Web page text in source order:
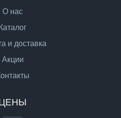
О нас
Каталог
и доставка
Акции